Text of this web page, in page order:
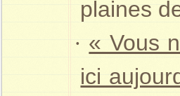
plaines
· « Vous
ici